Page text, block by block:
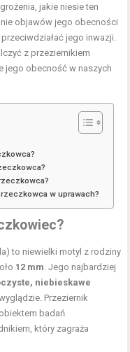
jakie niesie ten
objawów jego obecności
jego inwazji.
z przeziernikiem
jego obecność w naszych
w uprawach?
to niewielki motyl z rodziny
12 mm. Jego najbardziej
niebieskawe
Przeziernik
badań
który zagraża